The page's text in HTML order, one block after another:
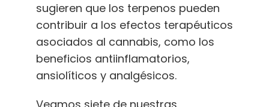
sugieren que los terpenos pueden
contribuir a los efectos terapéuticos
asociados al cannabis, como los
beneficios antiinflamatorios,
ansiolíticos y analgésicos.